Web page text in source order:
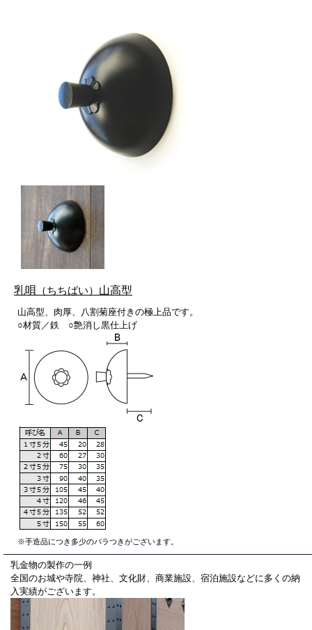
乳唄 （ちちばい） 山高型
山高型、肉厚、八割菊座付きの極上品です。
○材質／鉄 ○艶消し黒仕上げ
※手造品につき多少のバラつきがございます。
乳金物の製作の一例
全国のお城や寺院、神社、文化財、商業施設、宿泊施設などに多くの納
入実績がございます。